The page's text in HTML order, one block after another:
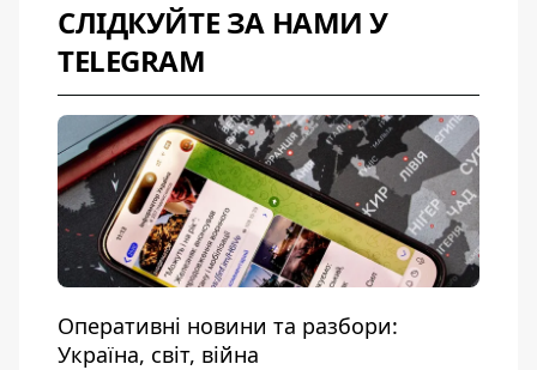
СЛІДКУЙТЕ ЗА НАМИ У
TELEGRAM
Оперативні новини та разбори:
Україна, світ, війна